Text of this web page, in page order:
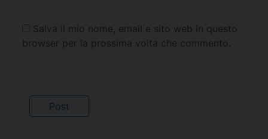
Salva il mio nome, email e sito web in questo
browser per la prossima volta che commento.